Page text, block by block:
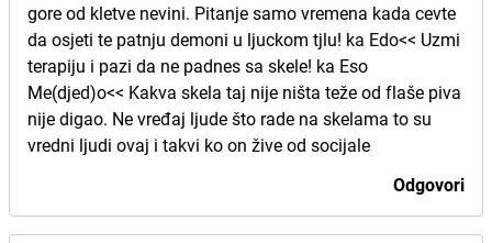
gore od kletve nevini. Pitanje samo vremena kada cevte
da osjeti te patnju demoni u ljuckom tjlu! ka Edo<< Uzmi
terapiju i pazi da ne padnes sa skele! ka Eso
Me(djed)o<< Kakva skela taj nije ništa teže od flaše piva
nije digao. Ne vređaj ljude što rade na skelama to su
vredni ljudi ovaj i takvi ko on žive od socijale
Odgovori